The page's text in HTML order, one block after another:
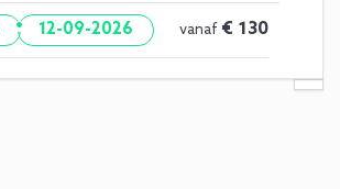
· 12-09-2026 vanaf € 130